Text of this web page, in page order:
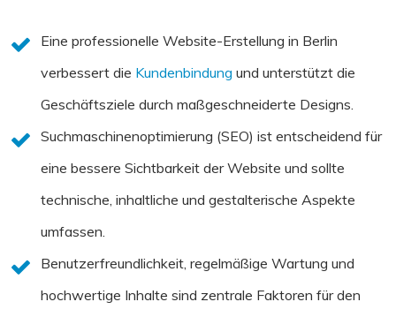
Eine professionelle Website-Erstellung in Berlin
verbessert die Kundenbindung und unterstützt die
Geschäftsziele durch maßgeschneiderte Designs.
Suchmaschinenoptimierung (SEO) ist entscheidend für
eine bessere Sichtbarkeit der Website und sollte
technische, inhaltliche und gestalterische Aspekte
umfassen.
Benutzerfreundlichkeit, regelmäßige Wartung und
hochwertige Inhalte sind zentrale Faktoren für den